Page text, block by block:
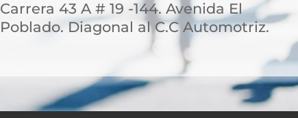
Carrera 43 A # 19 -144. Avenida El
Poblado. Diagonal al C.C Automotriz.